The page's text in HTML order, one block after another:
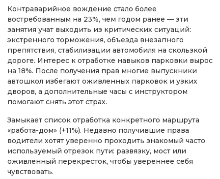
Контраварийное вождение стало более
востребованным на 23%, чем годом ранее — эти
занятия учат выходить из критических ситуаций:
экстренного торможения, объезда внезапного
препятствия, стабилизации автомобиля на скользкой
дороге. Интерес к отработке навыков парковки вырос
на 18%. После получения прав многие выпускники
автошкол избегают оживленных парковок и узких
дворов, а дополнительные часы с инструктором
помогают снять этот страх.
Замыкает список отработка конкретного маршрута
«работа-дом» (+11%). Недавно получившие права
водители хотят уверенно проходить знакомый часто
используемый отрезок пути: развязку, мост или
оживленный перекресток, чтобы увереннее себя
чувствовать.